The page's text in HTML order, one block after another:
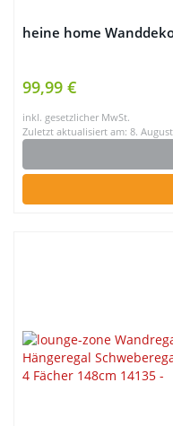
heine home
99,99 €
inkl. gesetzlicher MwSt.
Zuletzt aktualisiert am: 8.